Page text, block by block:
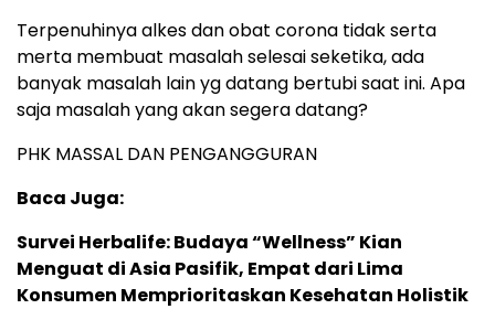
Terpenuhinya alkes dan obat corona tidak serta
merta membuat masalah selesai seketika, ada
banyak masalah lain yg datang bertubi saat ini. Apa
saja masalah yang akan segera datang?
PHK MASSAL DAN PENGANGGURAN
Baca Juga:
Survei Herbalife: Budaya “Wellness” Kian
Menguat di Asia Pasifik, Empat dari Lima
Konsumen Memprioritaskan Kesehatan Holistik